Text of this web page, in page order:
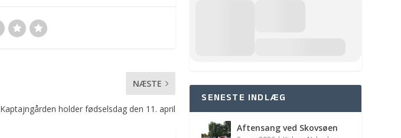
NÆSTE
Kaptajngården holder fødselsdag den 11. april
SENESTE INDLÆG
Aftensang ved Skovsøen